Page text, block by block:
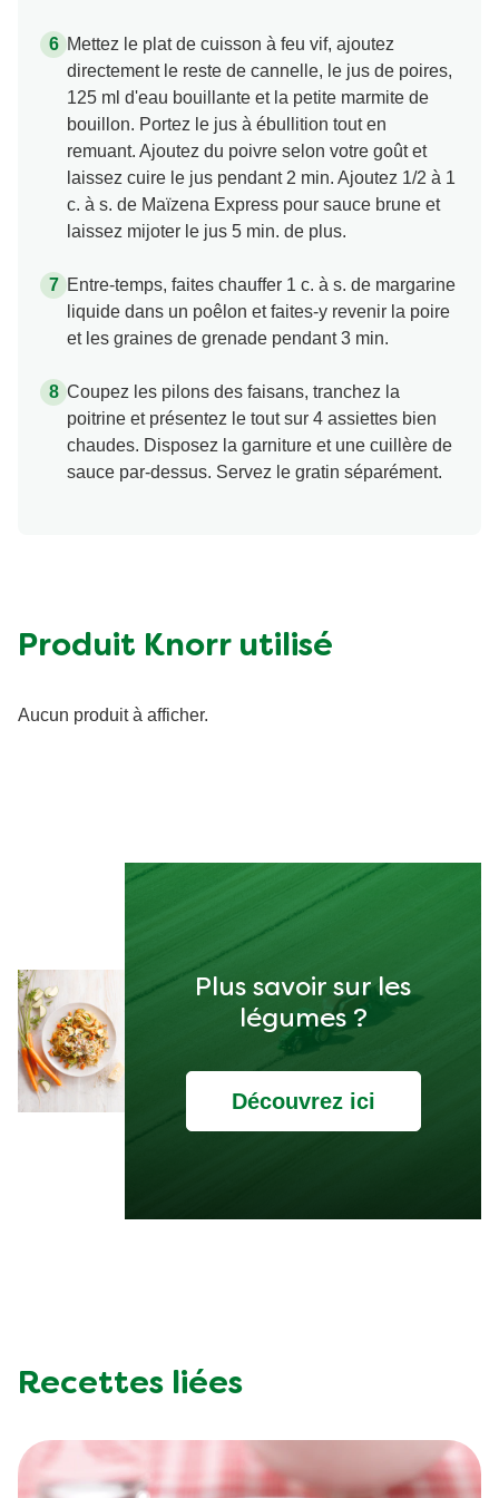
Mettez le plat de cuisson à feu vif, ajoutez
directement le reste de cannelle, le jus de poires,
125 ml d'eau bouillante et la petite marmite de
bouillon. Portez le jus à ébullition tout en
remuant. Ajoutez du poivre selon votre goût et
laissez cuire le jus pendant 2 min. Ajoutez 1/2 à 1
c. à s. de Maïzena Express pour sauce brune et
laissez mijoter le jus 5 min. de plus.
Entre-temps, faites chauffer 1 c. à s. de margarine
liquide dans un poêlon et faites-y revenir la poire
et les graines de grenade pendant 3 min.
Coupez les pilons des faisans, tranchez la
poitrine et présentez le tout sur 4 assiettes bien
chaudes. Disposez la garniture et une cuillère de
sauce par-dessus. Servez le gratin séparément.
Produit Knorr utilisé
Aucun produit à afficher.
Plus savoir sur les
légumes ?
Découvrez ici
Recettes liées